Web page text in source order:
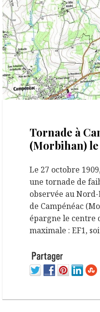
Tornade à
(Morbihan) le
Le 27 octobre
une tornade de
observée au Nord-
de Campénéac
épargne le centre
maximale : EF1,